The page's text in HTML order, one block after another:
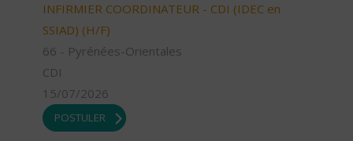
INFIRMIER COORDINATEUR - CDI (IDEC en
SSIAD) (H/F)
66 - Pyrénées-Orientales
CDI
15/07/2026
POSTULER